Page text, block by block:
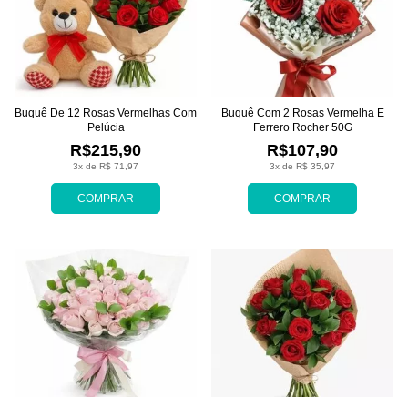
COMPRAR
3x de R$ 71,97
R$215,90
Buquê De 12 Rosas Vermelhas Com
Pelúcia
COMPRAR
3x de R$ 35,97
R$107,90
Buquê Com 2 Rosas Vermelha E
Ferrero Rocher 50G